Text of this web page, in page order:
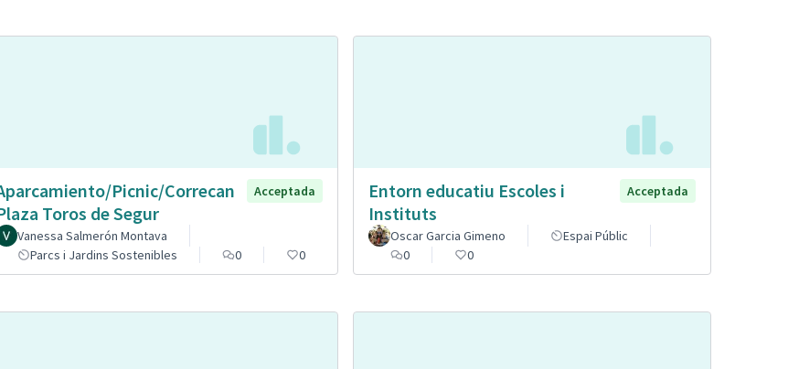
Picnic/Correcan
Toros de Segur
Acceptada
Vanessa Salmerón Montava
Parcs i Jardins Sostenibles
0 0
Entorn educatiu Escoles i
Instituts
Acceptada
Oscar Garcia Gimeno
Espai Públic
0
0